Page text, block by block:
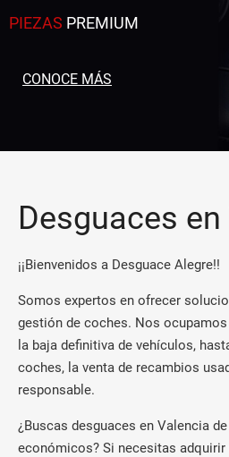
PIEZAS PREMIUM
CONOCE MÁS
Desguaces
¡¡Bienvenidos a Desguace Alegre!!
Somos expertos en ofrecer
gestión de coches. Nos
la baja definitiva de vehículos,
coches, la venta de recambios
responsable.
¿Buscas desguaces en Valencia
económicos? Si necesitas adquirir